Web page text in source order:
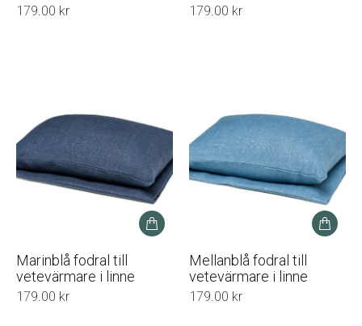
179.00 kr 179.00 kr
Marinblå fodral till
vetevärmare i linne
179.00 kr
Mellanblå fodral till
vetevärmare i linne
179.00 kr